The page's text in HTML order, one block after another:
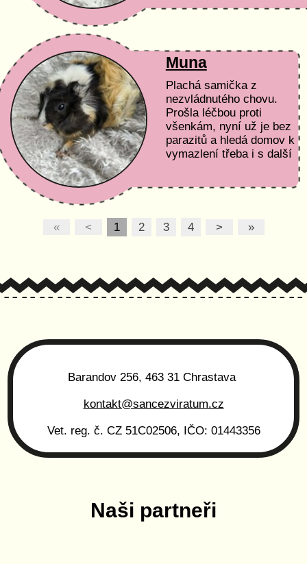
Muna
Plachá samička z
nezvládnutého chovu.
Prošla léčbou proti
všenkám, nyní už je bez
parazitů a hledá domov k
vymazlení třeba i s další
« < 1 2 3 4 > »
Barandov 256, 463 31 Chrastava
kontakt@sancezviratum.cz
Vet. reg. č. CZ 51C02506, IČO: 01443356
Naši partneři